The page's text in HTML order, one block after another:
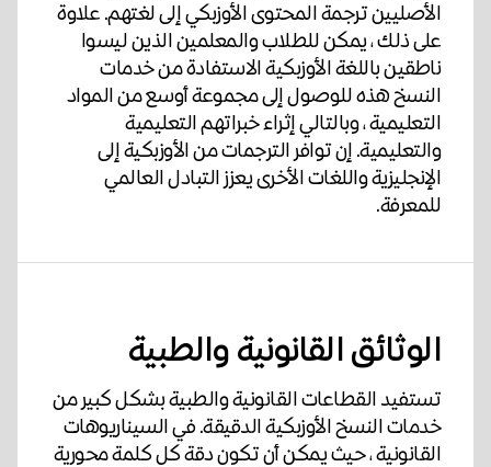
الأصليين ترجمة المحتوى الأوزبكي إلى لغتهم. علاوة
على ذلك ، يمكن للطلاب والمعلمين الذين ليسوا
ناطقين باللغة الأوزبكية الاستفادة من خدمات
النسخ هذه للوصول إلى مجموعة أوسع من المواد
التعليمية ، وبالتالي إثراء خبراتهم التعليمية
والتعليمية. إن توافر الترجمات من الأوزبكية إلى
الإنجليزية واللغات الأخرى يعزز التبادل العالمي
للمعرفة.
الوثائق القانونية والطبية
تستفيد القطاعات القانونية والطبية بشكل كبير من
خدمات النسخ الأوزبكية الدقيقة. في السيناريوهات
القانونية ، حيث يمكن أن تكون دقة كل كلمة محورية